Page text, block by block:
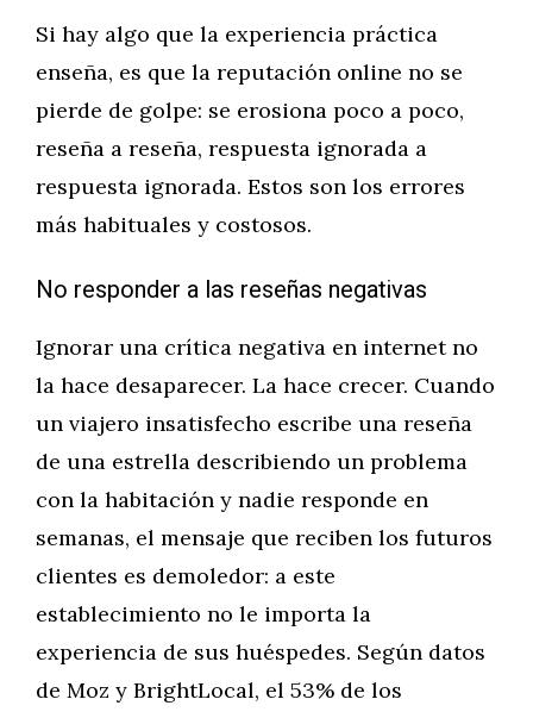
Si hay algo que la experiencia práctica
enseña, es que la reputación online no se
pierde de golpe: se erosiona poco a poco,
reseña a reseña, respuesta ignorada a
respuesta ignorada. Estos son los errores
más habituales y costosos.
No responder a las reseñas negativas
Ignorar una crítica negativa en internet no
la hace desaparecer. La hace crecer. Cuando
un viajero insatisfecho escribe una reseña
de una estrella describiendo un problema
con la habitación y nadie responde en
semanas, el mensaje que reciben los futuros
clientes es demoledor: a este
establecimiento no le importa la
experiencia de sus huéspedes. Según datos
de Moz y BrightLocal, el 53% de los